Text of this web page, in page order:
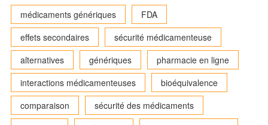
médicaments génériques
FDA
effets secondaires
sécurité médicamenteuse
alternatives
génériques
pharmacie en ligne
interactions médicamenteuses
bioéquivalence
comparaison
sécurité des médicaments